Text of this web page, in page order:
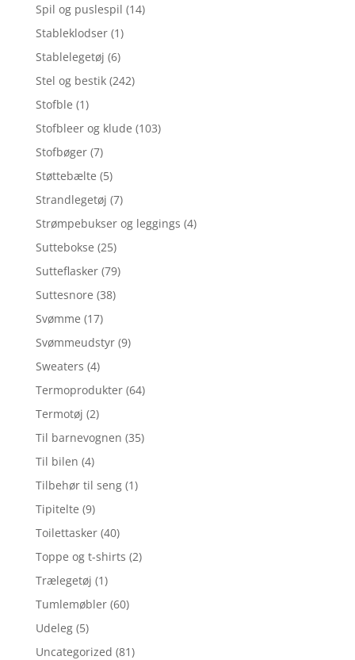
Spil og puslespil (14)
Stableklodser (1)
Stablelegetøj (6)
Stel og bestik (242)
Stofble (1)
Stofbleer og klude (103)
Stofbøger (7)
Støttebælte (5)
Strandlegetøj (7)
Strømpebukser og leggings (4)
Suttebokse (25)
Sutteflasker (79)
Suttesnore (38)
Svømme (17)
Svømmeudstyr (9)
Sweaters (4)
Termoprodukter (64)
Termotøj (2)
Til barnevognen (35)
Til bilen (4)
Tilbehør til seng (1)
Tipitelte (9)
Toilettasker (40)
Toppe og t-shirts (2)
Trælegetøj (1)
Tumlemøbler (60)
Udeleg (5)
Uncategorized (81)